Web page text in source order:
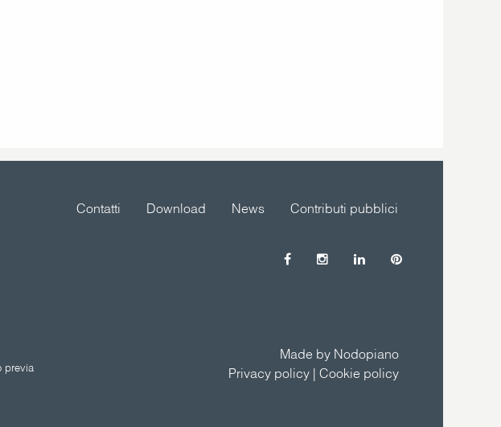
Contributi pubblici
News
Download
Contatti
previa
Made by Nodopiano
Privacy policy| Cookie policy